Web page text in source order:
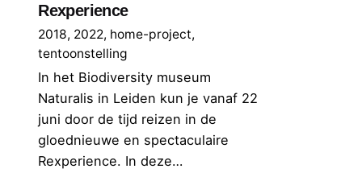
Rexperience
2018 2022 home-project
tentoonstelling
In het Biodiversity museum
Naturalis in Leiden kun je vanaf 22
juni door de tijd reizen in de
gloednieuwe en spectaculaire
Rexperience. In deze…